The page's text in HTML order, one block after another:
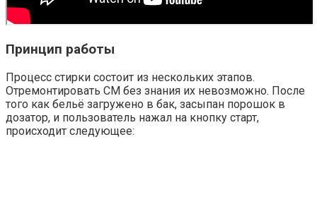
Принцип работы
Процесс стирки состоит из нескольких этапов.
Отремонтировать СМ без знания их невозможно. После
того как бельё загружено в бак, засыпан порошок в
дозатор, и пользователь нажал на кнопку старт,
происходит следующее: